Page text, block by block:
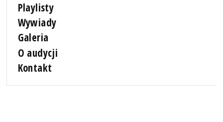
Playlisty
Wywiady
Galeria
O audycji
Kontakt